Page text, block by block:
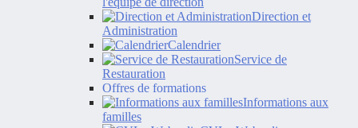
Direction et
Administration
Calendrier
Service de
Restauration
Offres de formations
Informations aux
familles